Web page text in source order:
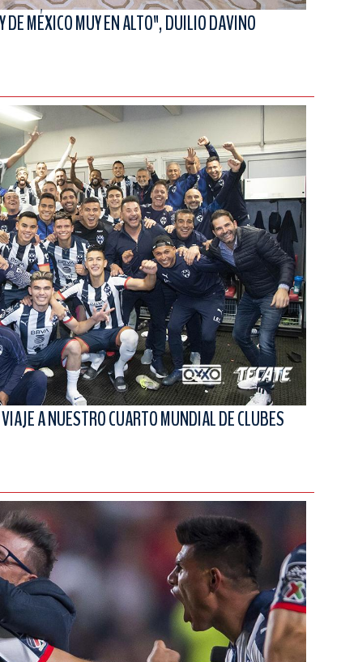
DE MÉXICO MUY EN ALTO", DUILIO DAVINO
A NUESTRO CUARTO MUNDIAL DE CLUBES